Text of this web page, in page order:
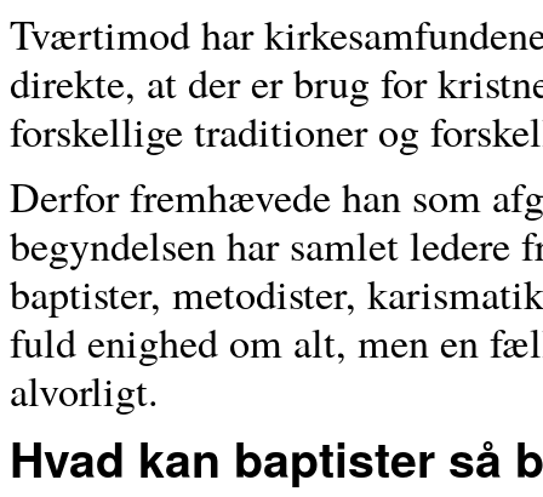
Tværtimod har
direkte, at der er brug for
forskellige traditioner og
Derfor fremhævede han som
begyndelsen har samlet
baptister, metodister,
fuld enighed om alt, men en
alvorligt.
Hvad kan baptister så